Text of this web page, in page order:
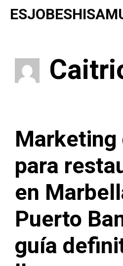
Saltar
para
en
Puerto
guía